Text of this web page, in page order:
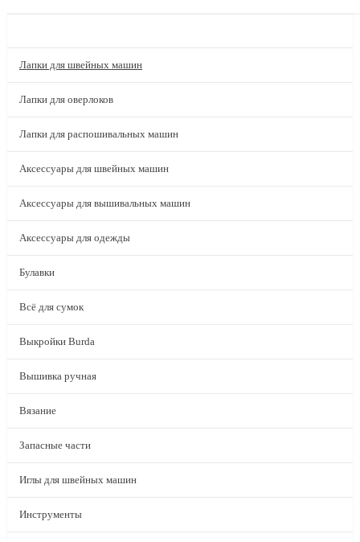
Лапки для швейных машин
Лапки для оверлоков
Лапки для распошивальных машин
Аксессуары для швейных машин
Аксессуары для вышивальных машин
Аксессуары для одежды
Булавки
Всё для сумок
Выкройки Burda
Вышивка ручная
Вязание
Запасные части
Иглы для швейных машин
Инструменты